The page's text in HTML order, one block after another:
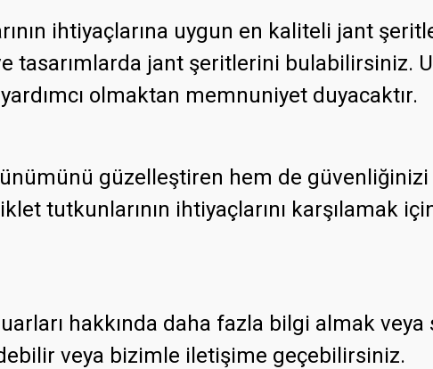
ihtiyaçlarına uygun en kaliteli jant
tasarımlarda jant şeritlerini bulabilirsiniz.
olmaktan memnuniyet duyacaktır.
güzelleştiren hem de güvenliğinizi
tutkunlarının ihtiyaçlarını karşılamak
hakkında daha fazla bilgi almak
veya bizimle iletişime geçebilirsiniz.